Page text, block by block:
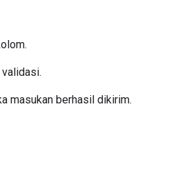
masukan berhasil dikirim.